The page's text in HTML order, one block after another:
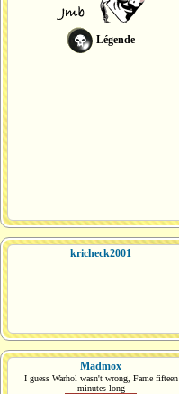
Légende
kricheck2001
Madmox
I guess Warhol wasn't wrong, Fame fifteen
minutes long